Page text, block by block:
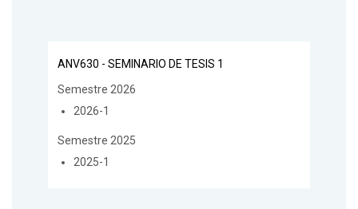
ANV630 - SEMINARIO DE TESIS 1
Semestre 2026
2026-1
Semestre 2025
2025-1